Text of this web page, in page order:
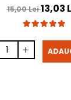
15,00 Lei13,03